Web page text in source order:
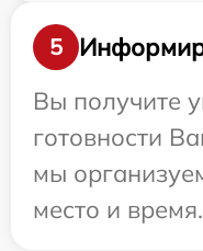
5
Вы получите
готовности
мы
место и время.